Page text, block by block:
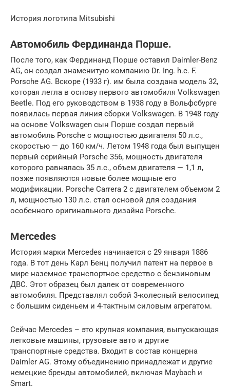
История логотипа Mitsubishi
Автомобиль Фердинанда Порше.
После того, как Фердинанд Порше оставил Daimler-Benz
AG, он создал знаменитую компанию Dr. Ing. h.c. F.
Porsche AG. Вскоре (1933 г). им была создана модель 32,
которая легла в основу первого автомобиля Volkswagen
Beetle. Под его руководством в 1938 году в Вольфсбурге
появилась первая линия сборки Volkswagen. В 1948 году
на основе Volkswagen сын Порше создал первый
автомобиль Porsche с мощностью двигателя 50 л.с.,
скоростью — до 160 км/ч. Летом 1948 года был выпущен
первый серийный Porsche 356, мощность двигателя
которого равнялась 35 л.с., объем двигателя — 1,1 л,
позже появляются новые более мощные его
модификации. Porsche Carrera 2 с двигателем объемом 2
л, мощностью 130 л.с. стал основой для создания
особенного оригинального дизайна Porsche.
Mercedes
История марки Mercedes начинается с 29 января 1886
года. В тот день Карл Бенц получил патент на первое в
мире наземное транспортное средство с бензиновым
ДВС. Этот образец был далек от современного
автомобиля. Представлял собой 3-колесный велосипед
с большим сиденьем и 4-тактным силовым агрегатом.
Сейчас Mercedes – это крупная компания, выпускающая
легковые машины, грузовые авто и другие
транспортные средства. Входит в состав концерна
Daimler AG. Этому объединению принадлежат и другие
немецкие бренды автомобилей, включая Maybach и
Smart.